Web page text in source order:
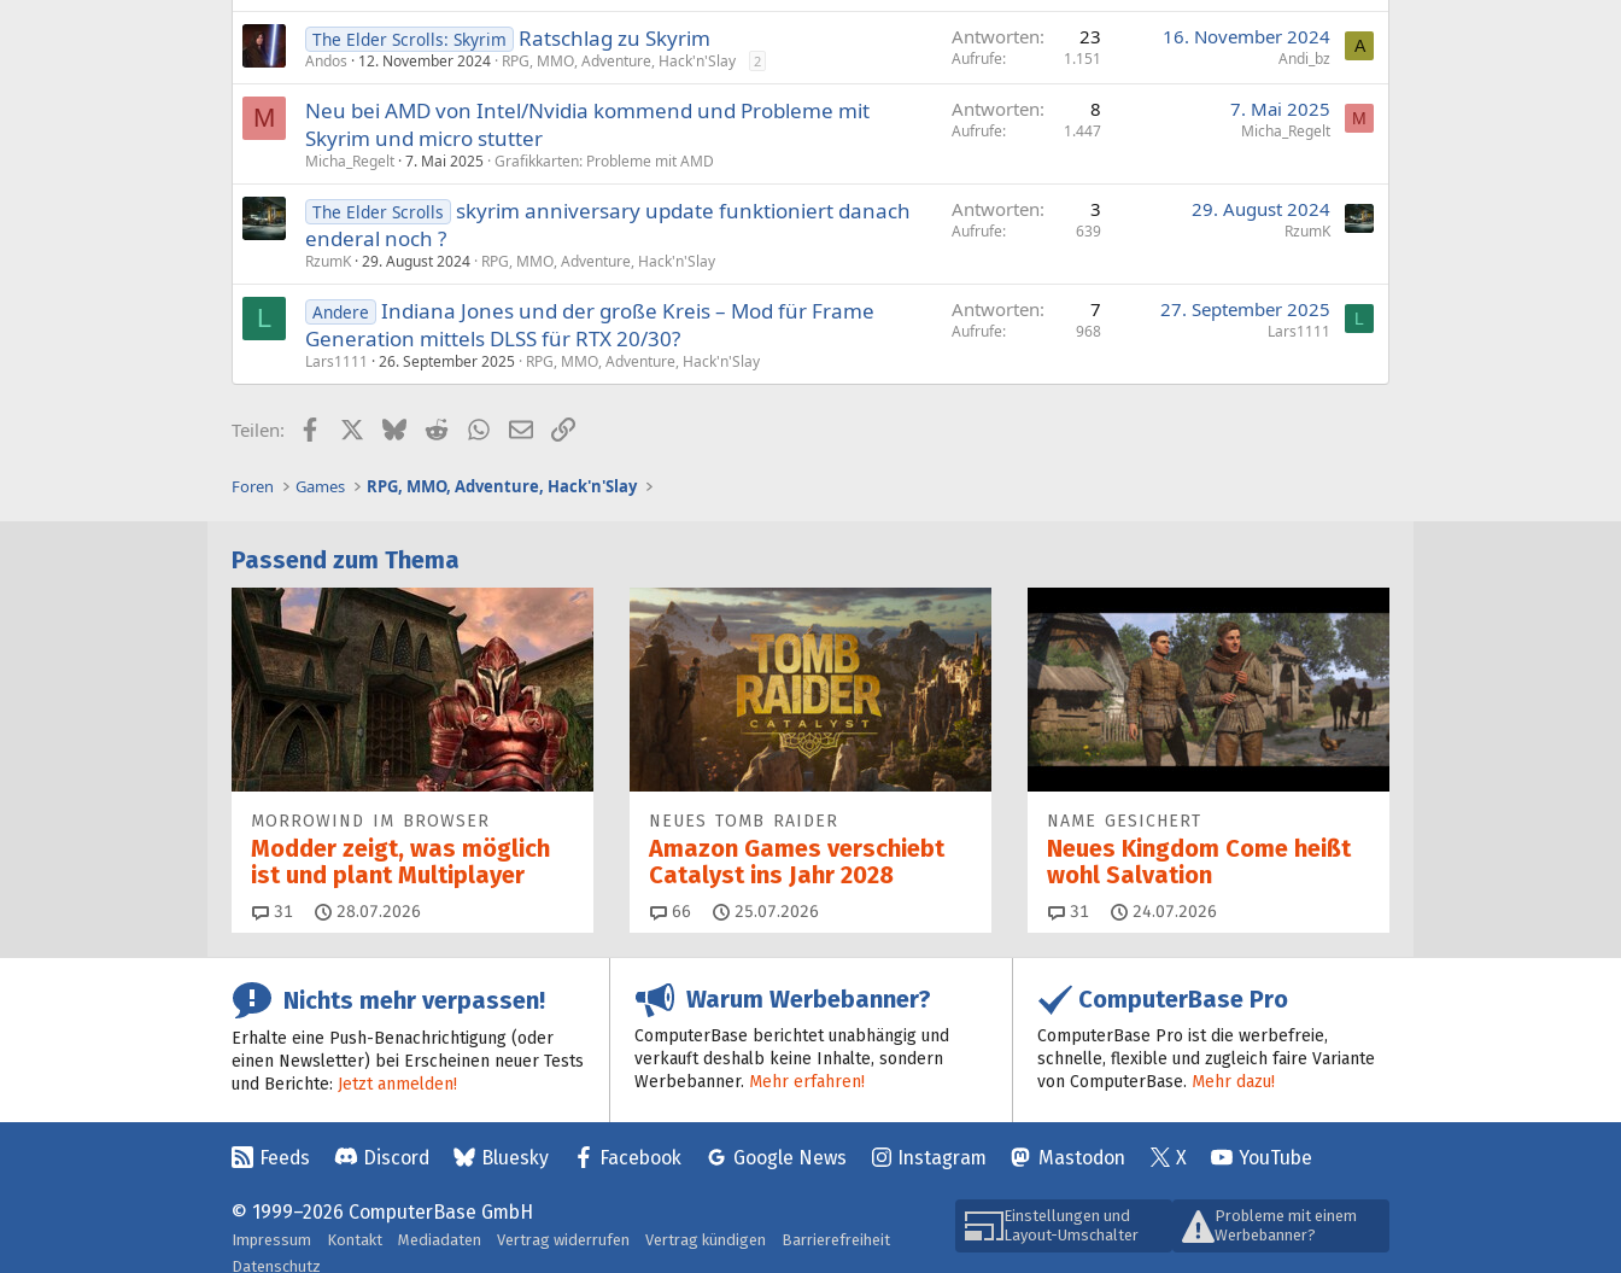
The Elder Scrolls: Skyrim Ratschlag zu Skyrim
Andos 12. November 2024 RPG, MMO, Adventure, Hack'n'Slay 2
Antworten 23
Aufrufe 1.151
16. November 2024
Andi_bz
A
M
Neu bei AMD von Intel/Nvidia kommend und Probleme mit
Skyrim und micro stutter
Micha_Regelt 7. Mai 2025 Grafikkarten: Probleme mit AMD
Antworten 8
Aufrufe 1.447
7. Mai 2025
Micha_Regelt
M
The Elder Scrolls
skyrim anniversary update funktioniert danach
enderal noch ?
RzumK 29. August 2024 RPG, MMO, Adventure, Hack'n'Slay
Antworten 3
Aufrufe 639
29. August 2024
RzumK
L Andere Indiana Jones und der große Kreis – Mod für Frame
Generation mittels DLSS für RTX 20/30?
Lars1111 26. September 2025 RPG, MMO, Adventure, Hack'n'Slay
Antworten 7
Aufrufe 968
27. September 2025
Lars1111
L
Teilen: FacebookX (Twitter)
BlueskyRedditWhatsApp
E-MailLink
Foren Games RPG, MMO, Adventure, Hack'n'Slay
Passend zum Thema
MORROWIND IM BROWSER
Modder zeigt, was möglich
ist und plant Multiplayer
31 Kommentare
28.07.2026
NEUES TOMB RAIDER
Amazon Games verschiebt
Catalyst ins Jahr 2028
66 Kommentare
25.07.2026
NAME GESICHERT
Neues Kingdom Come heißt
wohl Salvation
31 Kommentare
24.07.2026
Nichts mehr verpassen!
Erhalte eine Push-Benachrichtigung (oder
einen Newsletter) bei Erscheinen neuer Tests
und Berichte: Jetzt anmelden!
Warum Werbebanner?
ComputerBase berichtet unabhängig und
verkauft deshalb keine Inhalte, sondern
Werbebanner. Mehr erfahren!
ComputerBase Pro
ComputerBase Pro ist die werbefreie,
schnelle, flexible und zugleich faire Variante
von ComputerBase. Mehr dazu!
Feeds Discord Bluesky Facebook Google News Instagram Mastodon X YouTube
Einstellungen und
Layout-Umschalter
Probleme mit einem
Werbebanner?
© 1999–2026 ComputerBase GmbH
Impressum Kontakt Mediadaten Vertrag widerrufen Vertrag kündigen
Barrierefreiheit
Datenschutz